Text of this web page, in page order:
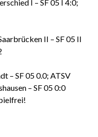
I – SF 05 I 4:0;
II – SF 05 II
– SF 05 0.0; ATSV
– SF 05 0:0